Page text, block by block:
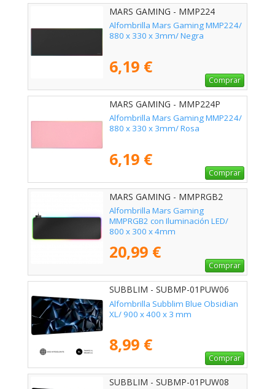
MARS GAMING - MMP224
Alfombrilla Mars Gaming MMP224/
880 x 330 x 3mm/ Negra
6,19 €
Comprar
MARS GAMING - MMP224P
Alfombrilla Mars Gaming MMP224/
880 x 330 x 3mm/ Rosa
6,19 €
Comprar
MARS GAMING - MMPRGB2
Alfombrilla Mars Gaming
MMPRGB2 con Iluminación LED/
800 x 300 x 4mm
20,99 €
Comprar
SUBBLIM - SUBMP-01PUW06
Alfombrilla Subblim Blue Obsidian
XL/ 900 x 400 x 3 mm
8,99 €
Comprar
SUBBLIM - SUBMP-01PUW08